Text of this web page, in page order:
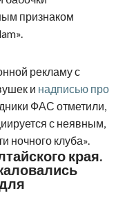
признаком
рекламу с
и надписью про
ФАС отметили,
с неявным,
ночного клуба».
края.